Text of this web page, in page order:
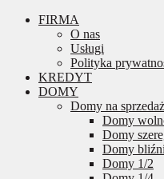
FIRMA
O nas
Usługi
Polityka
KREDYT
DOMY
Domy na sprzedaż
Domy
Domy
Domy
Domy 1/2